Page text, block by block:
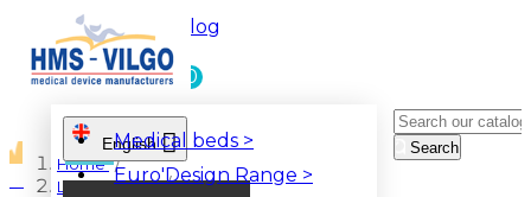
Medical beds >
Euro'Design Range >
English  Search
Blog
0
Home
Legal Notice